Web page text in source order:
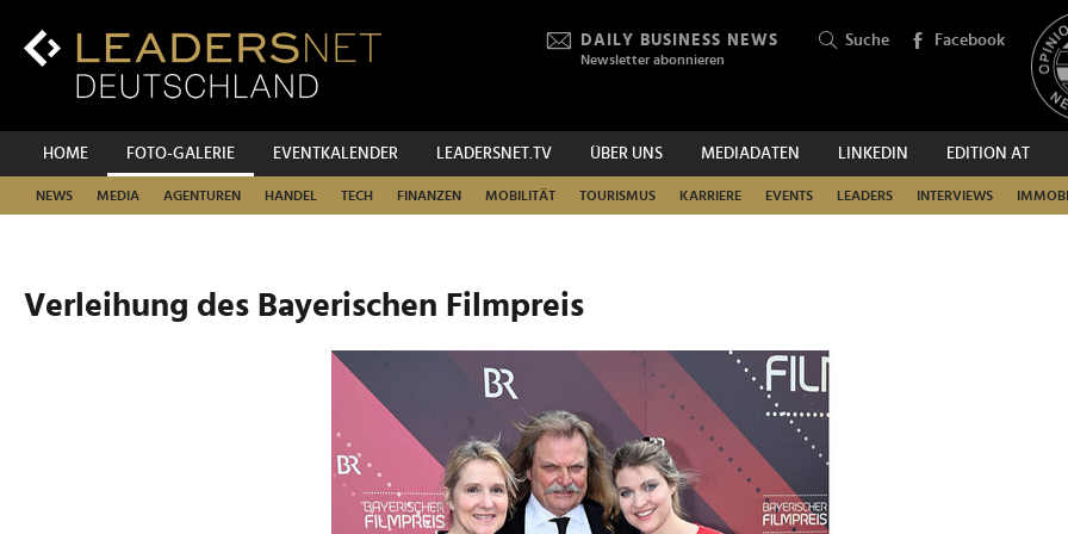
Inhalt
Hauptnavigation
DAILY BUSINESS NEWS
Newsletter abonnieren
Suche Facebook
HOME FOTO-GALERIE EVENTKALENDER LEADERSNET.TV ÜBER UNS MEDIADATEN LINKEDIN EDITION AT
NEWS MEDIA AGENTUREN HANDEL TECH FINANZEN MOBILITÄT TOURISMUS KARRIERE EVENTS LEADERS INTERVIEWS
SUCHEN
Verleihung des Bayerischen Filmpreis